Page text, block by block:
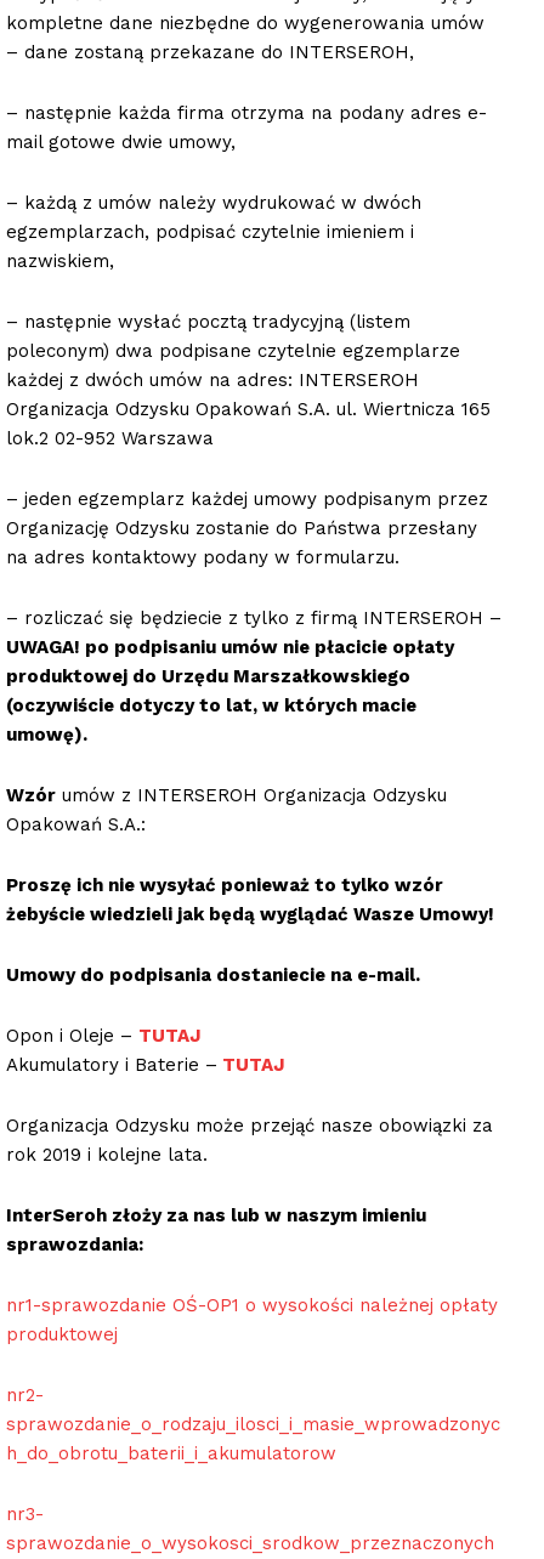
kompletne dane niezbędne do wygenerowania umów
– dane zostaną przekazane do INTERSEROH,
– następnie każda firma otrzyma na podany adres e-
mail gotowe dwie umowy,
– każdą z umów należy wydrukować w dwóch
egzemplarzach, podpisać czytelnie imieniem i
nazwiskiem,
– następnie wysłać pocztą tradycyjną (listem
poleconym) dwa podpisane czytelnie egzemplarze
każdej z dwóch umów na adres: INTERSEROH
Organizacja Odzysku Opakowań S.A. ul. Wiertnicza 165
lok.2 02-952 Warszawa
– jeden egzemplarz każdej umowy podpisanym przez
Organizację Odzysku zostanie do Państwa przesłany
na adres kontaktowy podany w formularzu.
– rozliczać się będziecie z tylko z firmą INTERSEROH –
UWAGA! po podpisaniu umów nie płacicie opłaty
produktowej do Urzędu Marszałkowskiego
(oczywiście dotyczy to lat, w których macie
umowę).
Wzór umów z INTERSEROH Organizacja Odzysku
Opakowań S.A.:
Proszę ich nie wysyłać ponieważ to tylko wzór
żebyście wiedzieli jak będą wyglądać Wasze Umowy!
Umowy do podpisania dostaniecie na e-mail.
Opon i Oleje – TUTAJ
Akumulatory i Baterie – TUTAJ
Organizacja Odzysku może przejąć nasze obowiązki za
rok 2019 i kolejne lata.
InterSeroh złoży za nas lub w naszym imieniu
sprawozdania:
nr1-sprawozdanie OŚ-OP1 o wysokości należnej opłaty
produktowej
nr2-
sprawozdanie_o_rodzaju_ilosci_i_masie_wprowadzonyc
h_do_obrotu_baterii_i_akumulatorow
nr3-
sprawozdanie_o_wysokosci_srodkow_przeznaczonych